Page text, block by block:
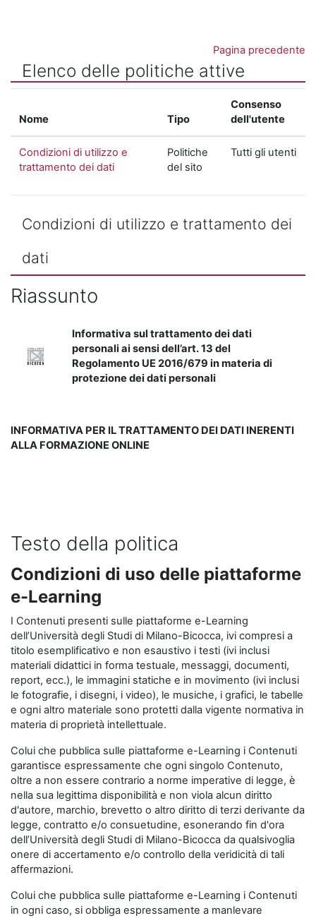
Pagina precedente
Elenco delle politiche attive
Nome Tipo
Consenso
dell'utente
Condizioni di utilizzo e
trattamento dei dati
Politiche
del sito
Tutti gli utenti
Condizioni di utilizzo e trattamento dei
dati
Riassunto
Informativa sul trattamento dei dati
personali ai sensi dell’art. 13 del
Regolamento UE 2016/679 in materia di
protezione dei dati personali
INFORMATIVA PER IL TRATTAMENTO DEI DATI INERENTI
ALLA FORMAZIONE ONLINE
Testo della politica
Condizioni di uso delle piattaforme
e-Learning
I Contenuti presenti sulle piattaforme e-Learning
dell’Università degli Studi di Milano-Bicocca, ivi compresi a
titolo esemplificativo e non esaustivo i testi (ivi inclusi
materiali didattici in forma testuale, messaggi, documenti,
report, ecc.), le immagini statiche e in movimento (ivi inclusi
le fotografie, i disegni, i video), le musiche, i grafici, le tabelle
e ogni altro materiale sono protetti dalla vigente normativa in
materia di proprietà intellettuale.
Colui che pubblica sulle piattaforme e-Learning i Contenuti
garantisce espressamente che ogni singolo Contenuto,
oltre a non essere contrario a norme imperative di legge, è
nella sua legittima disponibilità e non viola alcun diritto
d'autore, marchio, brevetto o altro diritto di terzi derivante da
legge, contratto e/o consuetudine, esonerando fin d'ora
dell’Università degli Studi di Milano-Bicocca da qualsivoglia
onere di accertamento e/o controllo della veridicità di tali
affermazioni.
Colui che pubblica sulle piattaforme e-Learning i Contenuti
in ogni caso, si obbliga espressamente a manlevare